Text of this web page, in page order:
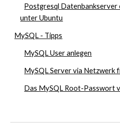
Postgresql Datenbankserver
unter Ubuntu
MySQL - Tipps
MySQL User anlegen
MySQL Server via Netzwerk
Das MySQL Root-Passwort